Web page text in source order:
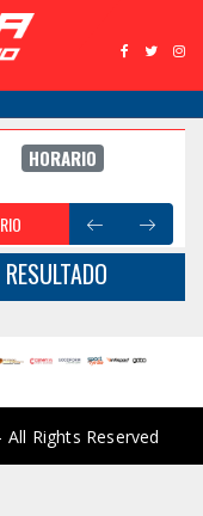
HORARIO
RESULTADO
All Rights Reserved